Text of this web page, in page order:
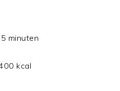
minuten
kcal